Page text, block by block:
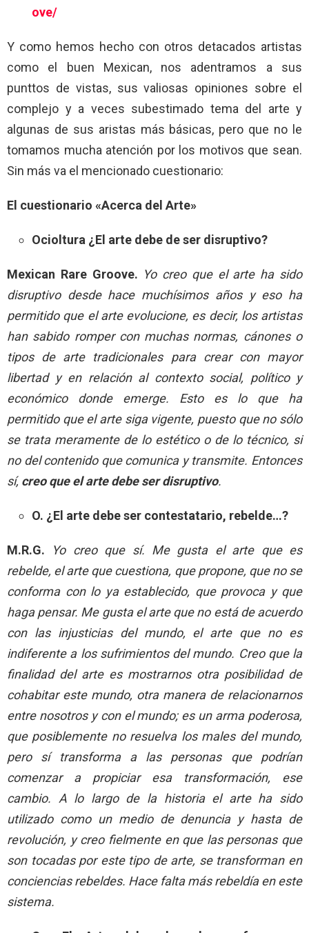
ove/
Y como hemos hecho con otros detacados artistas
como el buen Mexican, nos adentramos a sus
punttos de vistas, sus valiosas opiniones sobre el
complejo y a veces subestimado tema del arte y
algunas de sus aristas más básicas, pero que no le
tomamos mucha atención por los motivos que sean.
Sin más va el mencionado cuestionario:
El cuestionario «Acerca del Arte»
Ocioltura ¿El arte debe de ser disruptivo?
Mexican Rare Groove. Yo creo que el arte ha sido
disruptivo desde hace muchísimos años y eso ha
permitido que el arte evolucione, es decir, los artistas
han sabido romper con muchas normas, cánones o
tipos de arte tradicionales para crear con mayor
libertad y en relación al contexto social, político y
económico donde emerge. Esto es lo que ha
permitido que el arte siga vigente, puesto que no sólo
se trata meramente de lo estético o de lo técnico, si
no del contenido que comunica y transmite. Entonces
sí, creo que el arte debe ser disruptivo.
O. ¿El arte debe ser contestatario, rebelde…?
M.R.G.
Yo creo que sí. Me gusta el arte que es
rebelde, el arte que cuestiona, que propone, que no se
conforma con lo ya establecido, que provoca y que
haga pensar. Me gusta el arte que no está de acuerdo
con las injusticias del mundo, el arte que no es
indiferente a los sufrimientos del mundo. Creo que la
finalidad del arte es mostrarnos otra posibilidad de
cohabitar este mundo, otra manera de relacionarnos
entre nosotros y con el mundo; es un arma poderosa,
que posiblemente no resuelva los males del mundo,
pero sí transforma a las personas que podrían
comenzar a propiciar esa transformación, ese
cambio. A lo largo de la historia el arte ha sido
utilizado como un medio de denuncia y hasta de
revolución, y creo fielmente en que las personas que
son tocadas por este tipo de arte, se transforman en
conciencias rebeldes. Hace falta más rebeldía en este
sistema.